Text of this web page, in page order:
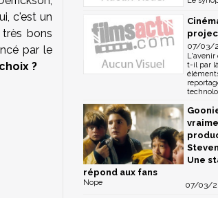
c'est un
bons
par le
?
07/03/
L'avenir
t-il par
Une
répond aux fans
07/03/
Nope